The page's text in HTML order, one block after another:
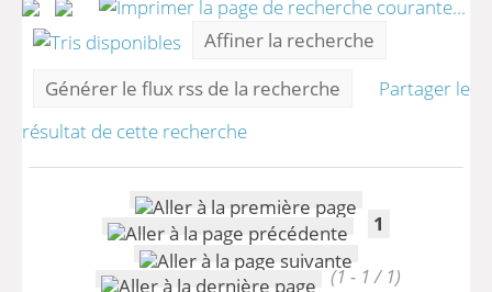
Affiner la recherche
Générer le flux rss de la recherche
Partager le
résultat de cette recherche
1
(1 - 1 / 1)